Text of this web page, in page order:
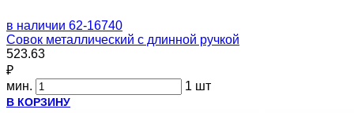
в наличии 62-16740
Совок металлический с длинной ручкой
523.63
₽
мин.
1 шт
В КОРЗИНУ